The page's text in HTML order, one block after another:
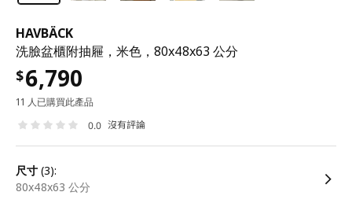
HAVBÄCK
洗臉盆櫃附抽屜，米色，80x48x63 公分
$6,790
11 人已購買此產品
0.0 沒有評論
尺寸 (3):
80x48x63 公分